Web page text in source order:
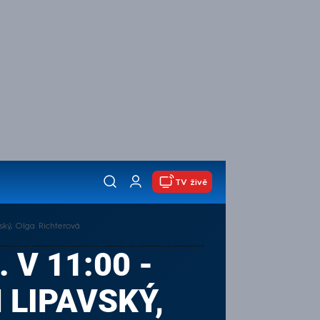
TV živě
Olga Richterová
V 11:00 -